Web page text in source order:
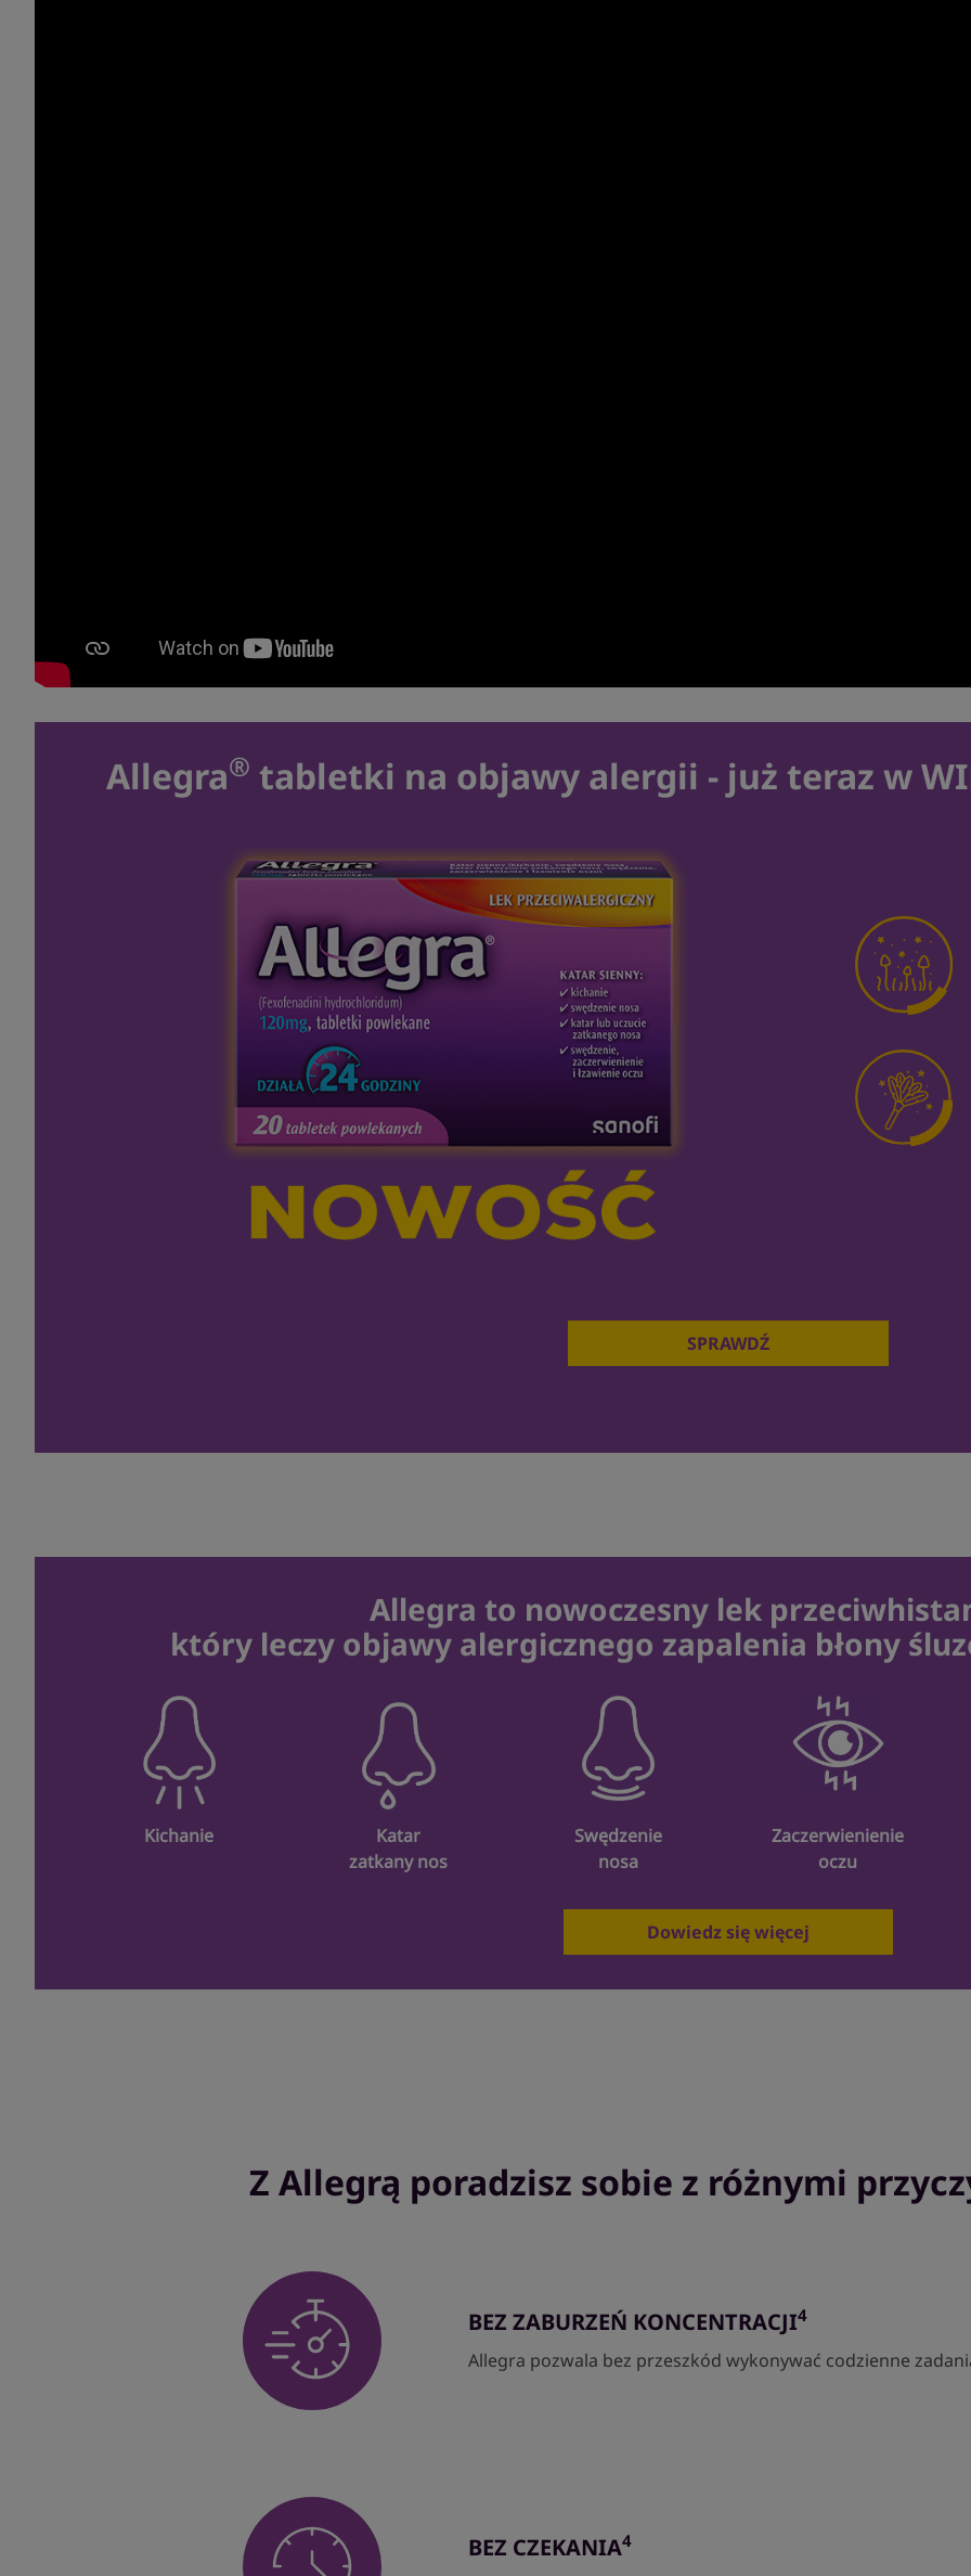
Allegra® tabletki na objawy alergii - już teraz w
SPRAWDŹ
Allegra to nowoczesny lek
który leczy objawy alergicznego zapalenia błony
Kichanie
Katar
zatkany nos
Swędzenie
nosa
Zaczerwienienie
oczu
Dowiedz się więcej
Z Allegrą poradzisz sobie z różnymi
BEZ ZABURZEŃ KONCENTRACJI4
Allegra pozwala bez przeszkód wykonywać codzienne
BEZ CZEKANIA4